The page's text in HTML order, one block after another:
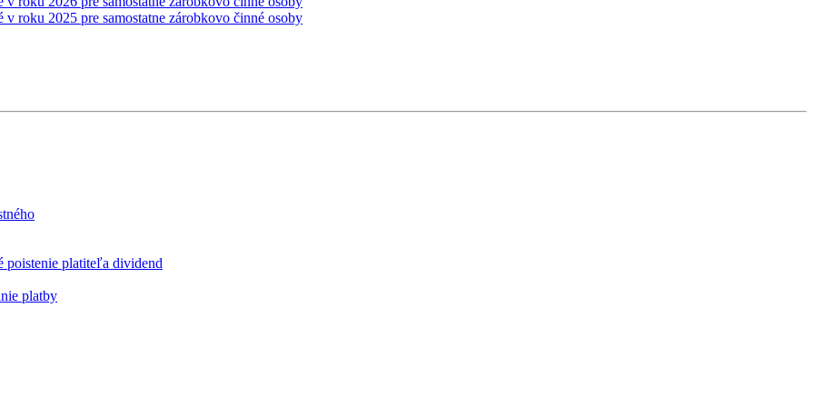
roku 2025 pre samostatne zárobkovo činné osoby
poistenie platiteľa dividend
platby